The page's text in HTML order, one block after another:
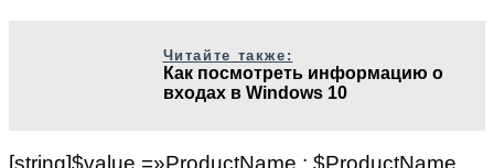
Читайте также:
Как посмотреть информацию о
входах в Windows 10
[string]$value =»ProductName : $ProductName